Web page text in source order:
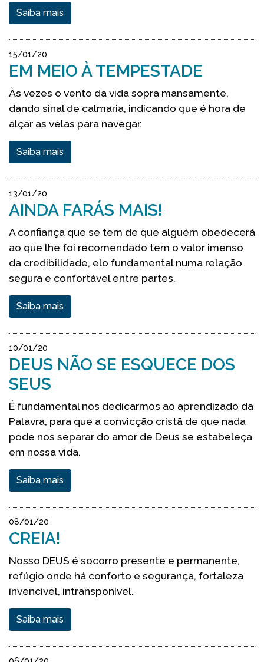
Saiba mais
15/01/20
EM MEIO À TEMPESTADE
Às vezes o vento da vida sopra mansamente,
dando sinal de calmaria, indicando que é hora de
alçar as velas para navegar.
Saiba mais
13/01/20
AINDA FARÁS MAIS!
A confiança que se tem de que alguém obedecerá
ao que lhe foi recomendado tem o valor imenso
da credibilidade, elo fundamental numa relação
segura e confortável entre partes.
Saiba mais
10/01/20
DEUS NÃO SE ESQUECE DOS
SEUS
É fundamental nos dedicarmos ao aprendizado da
Palavra, para que a convicção cristã de que nada
pode nos separar do amor de Deus se estabeleça
em nossa vida.
Saiba mais
08/01/20
CREIA!
Nosso DEUS é socorro presente e permanente,
refúgio onde há conforto e segurança, fortaleza
invencível, intransponível.
Saiba mais